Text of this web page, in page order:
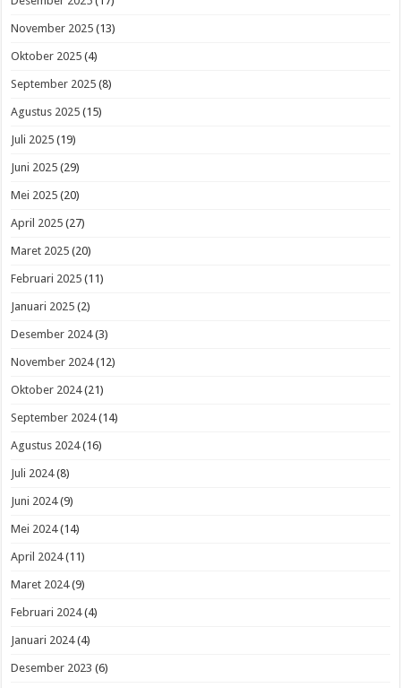
November 2025 (13)
Oktober 2025 (4)
September 2025 (8)
Agustus 2025 (15)
Juli 2025 (19)
Juni 2025 (29)
Mei 2025 (20)
April 2025 (27)
Maret 2025 (20)
Februari 2025 (11)
Januari 2025 (2)
Desember 2024(3)
November 2024(12)
Oktober 2024(21)
September 2024(14)
Agustus 2024(16)
Juli 2024(8)
Juni 2024(9)
Mei 2024(14)
April 2024(11)
Maret 2024(9)
Februari 2024(4)
Januari 2024(4)
Desember 2023 (6)